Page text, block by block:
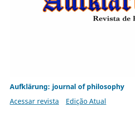
Aufklärung: journal of philosophy
Acessar revista
Edição Atual